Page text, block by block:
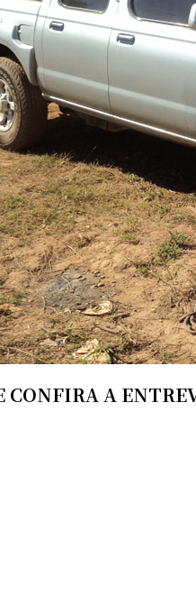
CONFIRA A